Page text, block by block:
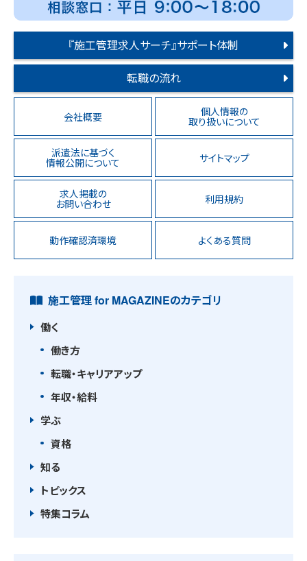
『施工管理求人サーチ』サポート体制
転職の流れ
会社概要 個人情報の
取り扱いについて
派遣法に基づく
情報公開について サイトマップ
求人掲載の
お問い合わせ 利用規約
動作確認済環境 よくある質問
施工管理 for MAGAZINEのカテゴリ
働く
働き方
転職・キャリアアップ
年収・給料
学ぶ
資格
知る
トピックス
特集コラム